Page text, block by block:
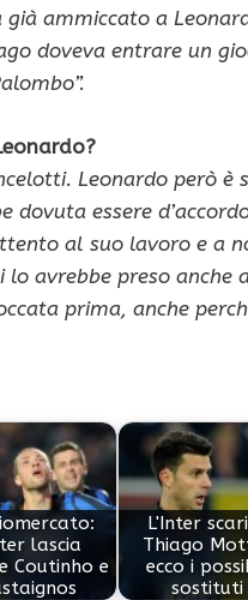
ammiccato a
doveva entrare un
Leonardo però è
dovuta essere
al suo lavoro e a
avrebbe preso
prima, anche
lascia
Coutinho e
L'Inter
Thiago
ecco i
sostituti